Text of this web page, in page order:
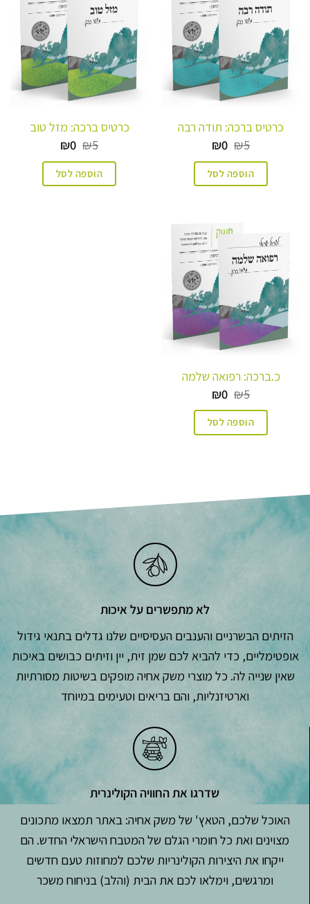
כרטיס ברכה: תודה רבה
₪5 המחיר
היה:
₪5.
₪0
הוא:
₪0.הוספה לסל
כרטיס ברכה: מזל טוב
₪5 המחיר
היה:
₪5.
₪0
הוא:
₪0.הוספה לסל
כ.ברכה: רפואה שלמה
₪5 המחיר
היה:
₪5.
₪0
הוא:
₪0.הוספה לסל
לא מתפשרים על איכות
הזיתים הבשרניים והענבים העסיסיים שלנו גדלים בתנאי גידול
אופטימליים, כדי להביא לכם שמן זית, יין וזיתים כבושים באיכות
שאין שנייה לה. כל מוצרי משק אחיה מופקים בשיטות מסורתיות
וארטיזנליות, והם בריאים וטעימים במיוחד
שדרגו את החוויה הקולינרית
האוכל שלכם, הטאץ' של משק אחיה: באתר תמצאו מתכונים
מצוינים ואת כל חומרי הגלם של המטבח הישראלי החדש. הם
ייקחו את היצירות הקולינריות שלכם למחוזות טעם חדשים
ומרגשים, וימלאו לכם את הבית (והלב) בניחוח משכר